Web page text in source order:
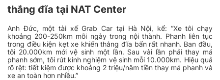
thắng đĩa tại NAT Center
Anh Đức, một tài xế Grab Car tại Hà Nội, kể: “Xe tôi chạy
khoảng 200-250km mỗi ngày trong nội thành. Phanh liên tục
trong điều kiện kẹt xe khiến thắng đĩa bẩn rất nhanh. Ban đầu,
tôi 20.000km mới vệ sinh một lần. Sau vài lần phải thay má
phanh sớm, tôi rút kinh nghiệm vệ sinh mỗi 10.000km. Hiệu quả
rõ rệt: tiết kiệm được khoảng 2 triệu/năm tiền thay má phanh và
xe an toàn hơn nhiều.”